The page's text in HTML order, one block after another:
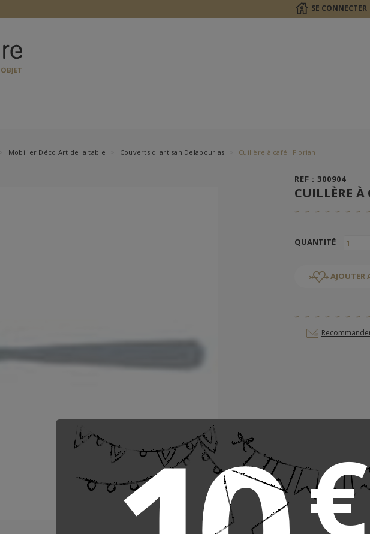
€
SE CONNECTER
Mobilier Déco Art de la table Couverts d' artisan Delabourlas Cuillère à café "Florian"
REF : 300904
CUILLÈRE
QUANTITÉ
AJOUTER